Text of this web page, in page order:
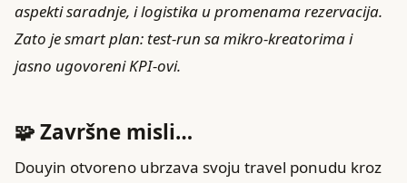
aspekti saradnje, i logistika u promenama rezervacija.
Zato je smart plan: test-run sa mikro-kreatorima i
jasno ugovoreni KPI-ovi.
🧩 Završne misli…
Douyin otvoreno ubrzava svoju travel ponudu kroz